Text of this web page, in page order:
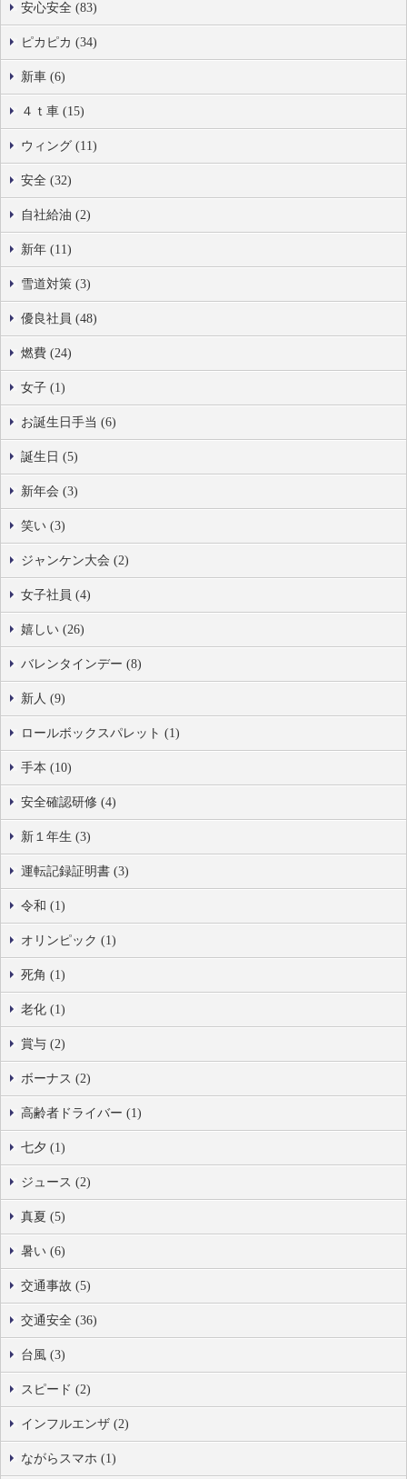
安心安全 (83)
ピカピカ (34)
新車 (6)
４ｔ車 (15)
ウィング (11)
安全 (32)
自社給油 (2)
新年 (11)
雪道対策 (3)
優良社員 (48)
燃費 (24)
女子 (1)
お誕生日手当 (6)
誕生日 (5)
新年会 (3)
笑い (3)
ジャンケン大会 (2)
女子社員 (4)
嬉しい (26)
バレンタインデー (8)
新人 (9)
ロールボックスパレット (1)
手本 (10)
安全確認研修 (4)
新１年生 (3)
運転記録証明書 (3)
令和 (1)
オリンピック (1)
死角 (1)
老化 (1)
賞与 (2)
ボーナス (2)
高齢者ドライバー (1)
七夕 (1)
ジュース (2)
真夏 (5)
暑い (6)
交通事故 (5)
交通安全 (36)
台風 (3)
スピード (2)
インフルエンザ (2)
ながらスマホ (1)